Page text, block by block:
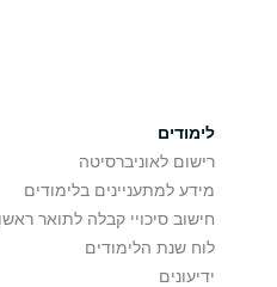
לימודים
רישום לאוניברסיטה
מידע למתעניינים בלימודים
חישוב סיכויי קבלה לתואר
לוח שנת הלימודים
ידיעונים